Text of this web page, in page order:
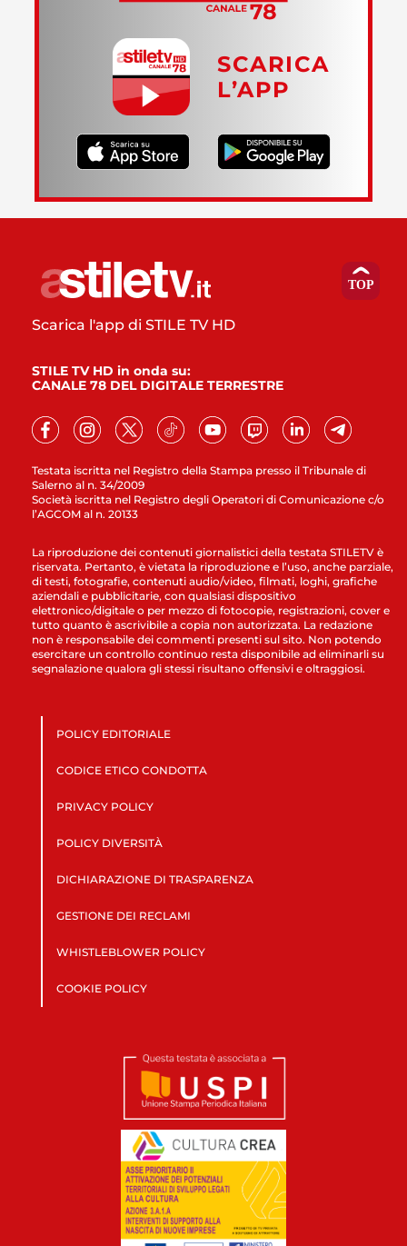
SCARICA
L’APP
Testata iscritta nel Registro della Stampa presso il Tribunale di
Salerno al n. 34/2009
Società iscritta nel Registro degli Operatori di Comunicazione c/o
l’AGCOM al n. 20133
Scarica l'app di STILE TV HD
STILE TV HD in onda su:
CANALE 78 DEL DIGITALE TERRESTRE
La riproduzione dei contenuti giornalistici della testata STILETV è
riservata. Pertanto, è vietata la riproduzione e l’uso, anche parziale,
di testi, fotografie, contenuti audio/video, filmati, loghi, grafiche
aziendali e pubblicitarie, con qualsiasi dispositivo
elettronico/digitale o per mezzo di fotocopie, registrazioni, cover e
tutto quanto è ascrivibile a copia non autorizzata. La redazione
non è responsabile dei commenti presenti sul sito. Non potendo
esercitare un controllo continuo resta disponibile ad eliminarli su
segnalazione qualora gli stessi risultano offensivi e oltraggiosi.
POLICY EDITORIALE
CODICE ETICO CONDOTTA
PRIVACY POLICY
POLICY DIVERSITÀ
DICHIARAZIONE DI TRASPARENZA
GESTIONE DEI RECLAMI
WHISTLEBLOWER POLICY
COOKIE POLICY